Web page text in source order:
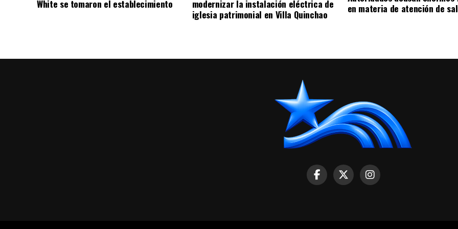
White se tomaron el establecimiento
modernizar la instalación eléctrica de
iglesia patrimonial en Villa Quinchao
en materia de atención de